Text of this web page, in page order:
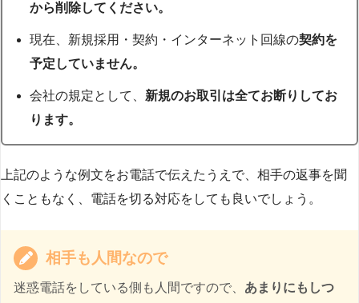
から削除してください。
現在、新規採用・契約・インターネット回線の契約を
予定していません。
会社の規定として、 新規のお取引は全てお断りしてお
ります。
上記のような例文をお電話で伝えたうえで、相手の返事を聞
くこともなく、電話を切る対応をしても良いでしょう。
相手も人間なので
迷惑電話をしている側も人間ですので、 あまりにもしつ